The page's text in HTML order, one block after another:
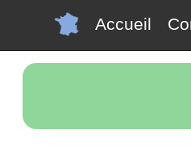
Accueil